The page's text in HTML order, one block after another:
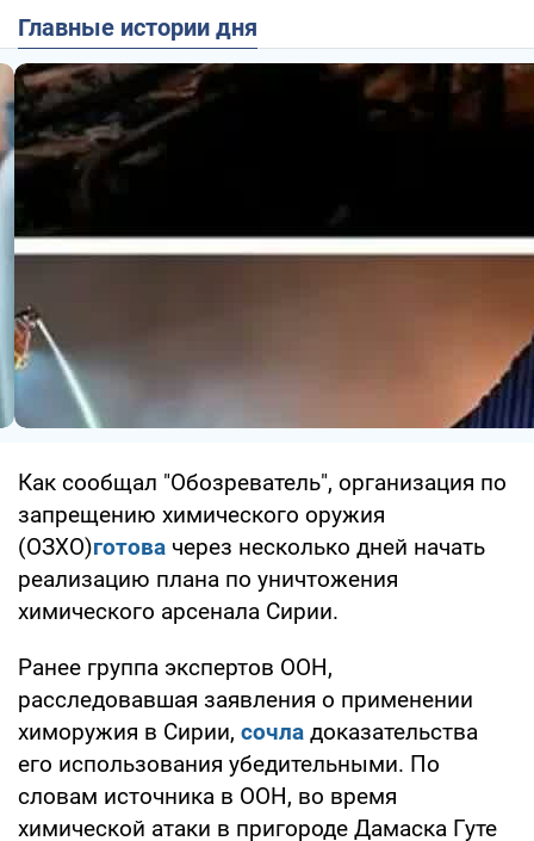
Главные истории дня
Как сообщал "Обозреватель", организация по
запрещению химического оружия
(ОЗХО)готова через несколько дней начать
реализацию плана по уничтожения
химического арсенала Сирии.
Ранее группа экспертов ООН,
расследовавшая заявления о применении
химоружия в Сирии, сочла доказательства
его использования убедительными. По
словам источника в ООН, во время
химической атаки в пригороде Дамаска Гуте